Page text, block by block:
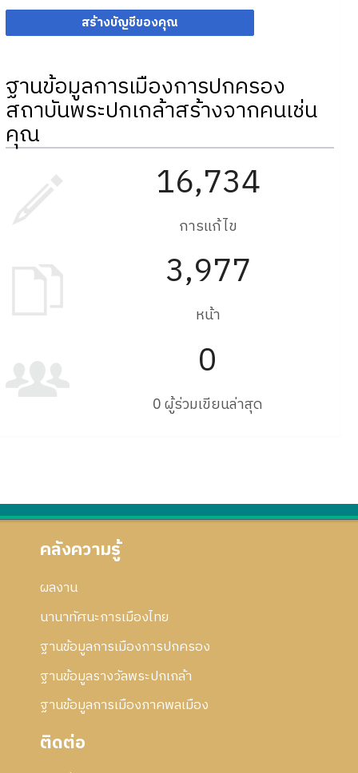
สร้างบัญชีของคุณ
ฐานข้อมูลการเมืองการปกครอง
สถาบันพระปกเกล้าสร้างจากคนเช่น
คุณ
16,734
การแก้ไข
3,977
หน้า
0
0 ผู้ร่วมเขียนล่าสุด
คลังความรู้
ผลงาน
นานาทัศนะการเมืองไทย
ฐานข้อมูลการเมืองการปกครอง
ฐานข้อมูลรางวัลพระปกเกล้า
ฐานข้อมูลการเมืองภาคพลเมือง
ติดต่อ